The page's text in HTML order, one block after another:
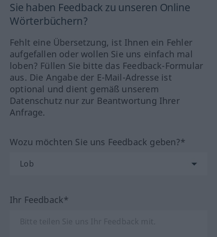
Sie haben Feedback zu unseren Online
Wörterbüchern?
Fehlt eine Übersetzung, ist Ihnen ein Fehler
aufgefallen oder wollen Sie uns einfach mal
loben? Füllen Sie bitte das Feedback-Formular
aus. Die Angabe der E-Mail-Adresse ist
optional und dient gemäß unserem
Datenschutz nur zur Beantwortung Ihrer
Anfrage.
Wozu möchten Sie uns Feedback geben?*
Ihr Feedback*